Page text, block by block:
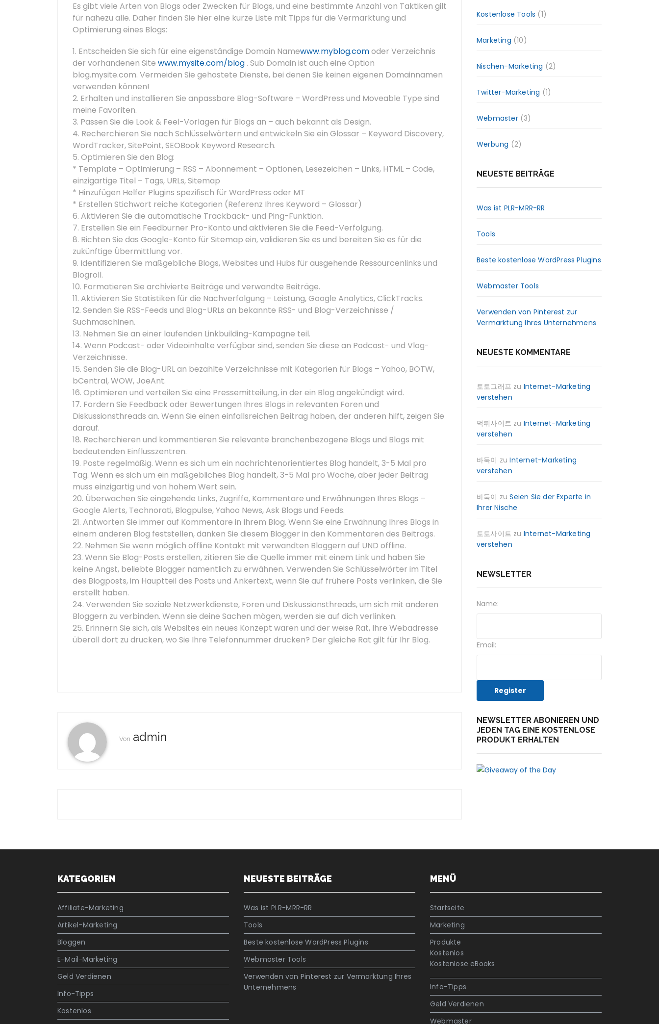
Es gibt viele Arten von Blogs oder Zwecken für Blogs, und eine bestimmte Anzahl von Taktiken gilt
für nahezu alle. Daher finden Sie hier eine kurze Liste mit Tipps für die Vermarktung und
Optimierung eines Blogs:
1. Entscheiden Sie sich für eine eigenständige Domain Namewww.myblog.comoder Verzeichnis
der vorhandenen Site www.mysite.com/blog . Sub Domain ist auch eine Option
blog.mysite.com. Vermeiden Sie gehostete Dienste, bei denen Sie keinen eigenen Domainnamen
verwenden können!
2. Erhalten und installieren Sie anpassbare Blog-Software – WordPress und Moveable Type sind
meine Favoriten.
3. Passen Sie die Look & Feel-Vorlagen für Blogs an – auch bekannt als Design.
4. Recherchieren Sie nach Schlüsselwörtern und entwickeln Sie ein Glossar – Keyword Discovery,
WordTracker, SitePoint, SEOBook Keyword Research.
5. Optimieren Sie den Blog:
* Template – Optimierung – RSS – Abonnement – Optionen, Lesezeichen – Links, HTML – Code,
einzigartige Titel – Tags, URLs, Sitemap
* Hinzufügen Helfer Plugins spezifisch für WordPress oder MT
* Erstellen Stichwort reiche Kategorien (Referenz Ihres Keyword – Glossar)
6. Aktivieren Sie die automatische Trackback- und Ping-Funktion.
7. Erstellen Sie ein Feedburner Pro-Konto und aktivieren Sie die Feed-Verfolgung.
8. Richten Sie das Google-Konto für Sitemap ein, validieren Sie es und bereiten Sie es für die
zukünftige Übermittlung vor.
9. Identifizieren Sie maßgebliche Blogs, Websites und Hubs für ausgehende Ressourcenlinks und
Blogroll.
10. Formatieren Sie archivierte Beiträge und verwandte Beiträge.
11. Aktivieren Sie Statistiken für die Nachverfolgung – Leistung, Google Analytics, ClickTracks.
12. Senden Sie RSS-Feeds und Blog-URLs an bekannte RSS- und Blog-Verzeichnisse /
Suchmaschinen.
13. Nehmen Sie an einer laufenden Linkbuilding-Kampagne teil.
14. Wenn Podcast- oder Videoinhalte verfügbar sind, senden Sie diese an Podcast- und Vlog-
Verzeichnisse.
15. Senden Sie die Blog-URL an bezahlte Verzeichnisse mit Kategorien für Blogs – Yahoo, BOTW,
bCentral, WOW, JoeAnt.
16. Optimieren und verteilen Sie eine Pressemitteilung, in der ein Blog angekündigt wird.
17. Fordern Sie Feedback oder Bewertungen Ihres Blogs in relevanten Foren und
Diskussionsthreads an. Wenn Sie einen einfallsreichen Beitrag haben, der anderen hilft, zeigen Sie
darauf.
18. Recherchieren und kommentieren Sie relevante branchenbezogene Blogs und Blogs mit
bedeutenden Einflusszentren.
19. Poste regelmäßig. Wenn es sich um ein nachrichtenorientiertes Blog handelt, 3-5 Mal pro
Tag. Wenn es sich um ein maßgebliches Blog handelt, 3-5 Mal pro Woche, aber jeder Beitrag
muss einzigartig und von hohem Wert sein.
20. Überwachen Sie eingehende Links, Zugriffe, Kommentare und Erwähnungen Ihres Blogs –
Google Alerts, Technorati, Blogpulse, Yahoo News, Ask Blogs und Feeds.
21. Antworten Sie immer auf Kommentare in Ihrem Blog. Wenn Sie eine Erwähnung Ihres Blogs in
einem anderen Blog feststellen, danken Sie diesem Blogger in den Kommentaren des Beitrags.
22. Nehmen Sie wenn möglich offline Kontakt mit verwandten Bloggern auf UND offline.
23. Wenn Sie Blog-Posts erstellen, zitieren Sie die Quelle immer mit einem Link und haben Sie
keine Angst, beliebte Blogger namentlich zu erwähnen. Verwenden Sie Schlüsselwörter im Titel
des Blogposts, im Hauptteil des Posts und Ankertext, wenn Sie auf frühere Posts verlinken, die Sie
erstellt haben.
24. Verwenden Sie soziale Netzwerkdienste, Foren und Diskussionsthreads, um sich mit anderen
Bloggern zu verbinden. Wenn sie deine Sachen mögen, werden sie auf dich verlinken.
25. Erinnern Sie sich, als Websites ein neues Konzept waren und der weise Rat, Ihre Webadresse
überall dort zu drucken, wo Sie Ihre Telefonnummer drucken? Der gleiche Rat gilt für Ihr Blog.
Von admin
Kostenlose Tools (1)
Marketing (10)
Nischen-Marketing (2)
Twitter-Marketing (1)
Webmaster(3)
Werbung (2)
NEUESTE BEITRÄGE
Was ist PLR-MRR-RR
Tools
Beste kostenlose WordPress Plugins
Webmaster Tools
Verwenden von Pinterest zur
Vermarktung Ihres Unternehmens
NEUESTE KOMMENTARE
토토그래프 zu Internet-Marketing
verstehen
먹튀사이트 zu Internet-Marketing
verstehen
바둑이 zuInternet-Marketing
verstehen
바둑이 zuSeien Sie der Experte in
Ihrer Nische
토토사이트 zu Internet-Marketing
verstehen
NEWSLETTER
Name:
Email:
NEWSLETTER ABONIEREN UND
JEDEN TAG EINE KOSTENLOSE
PRODUKT ERHALTEN
KATEGORIEN
Affiliate-Marketing
Artikel-Marketing
Bloggen
E-Mail-Marketing
Geld Verdienen
Info-Tipps
Kostenlos
NEUESTE BEITRÄGE
Was ist PLR-MRR-RR
Tools
Beste kostenlose WordPress Plugins
Webmaster Tools
Verwenden von Pinterest zur Vermarktung Ihres
Unternehmens
MENÜ
Startseite
Marketing
Produkte
Kostenlos
Kostenlose eBooks
Info-Tipps
Geld Verdienen
Webmaster